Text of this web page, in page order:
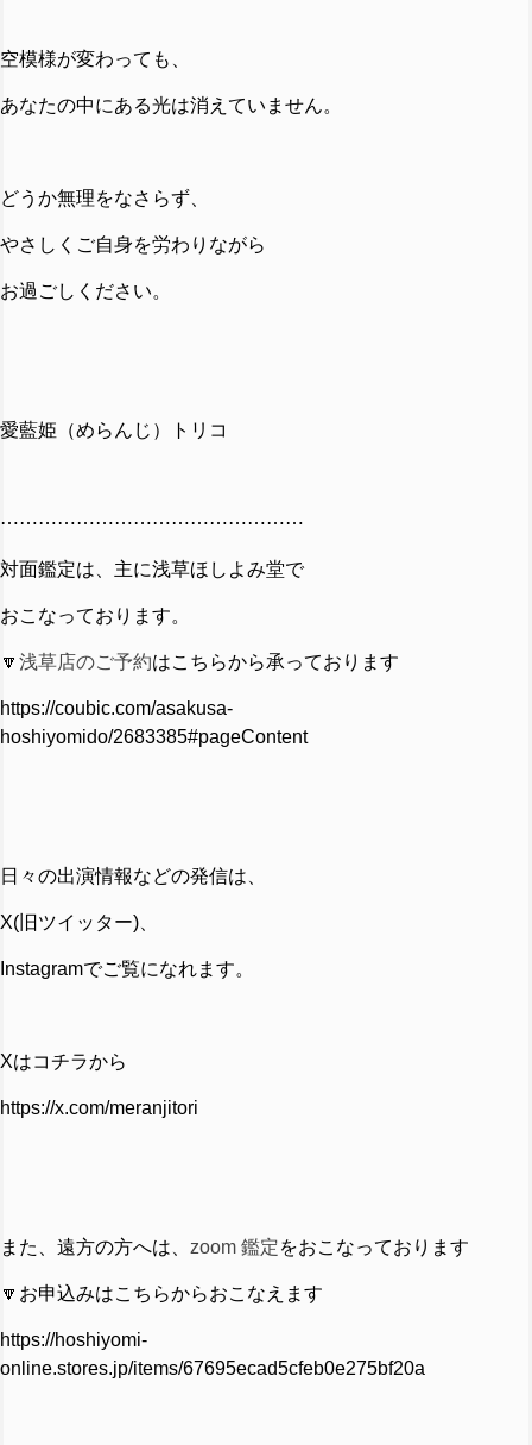
空模様が変わっても、
あなたの中にある光は消えていません。
どうか無理をなさらず、
やさしくご自身を労わりながら
お過ごしください。
愛藍姫（めらんじ）トリコ
⋯⋯⋯⋯⋯⋯⋯⋯⋯⋯⋯⋯⋯⋯⋯⋯
対面鑑定は、主に浅草ほしよみ堂で
おこなっております。
🔽 浅草店のご予約はこちらから承っております
https://coubic.com/asakusa-
hoshiyomido/2683385#pageContent
日々の出演情報などの発信は、
X(旧ツイッター)、
Instagramでご覧になれます。
Xはコチラから
https://x.com/meranjitori
また、遠方の方へは、 zoom 鑑定をおこなっております
🔽お申込みはこちらからおこなえます
https://hoshiyomi-
online.stores.jp/items/67695ecad5cfeb0e275bf20a